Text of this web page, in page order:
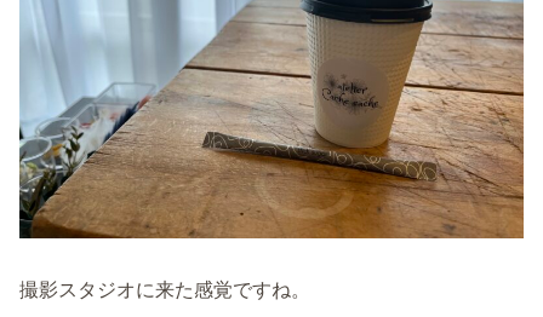
撮影スタジオに来た感覚ですね。